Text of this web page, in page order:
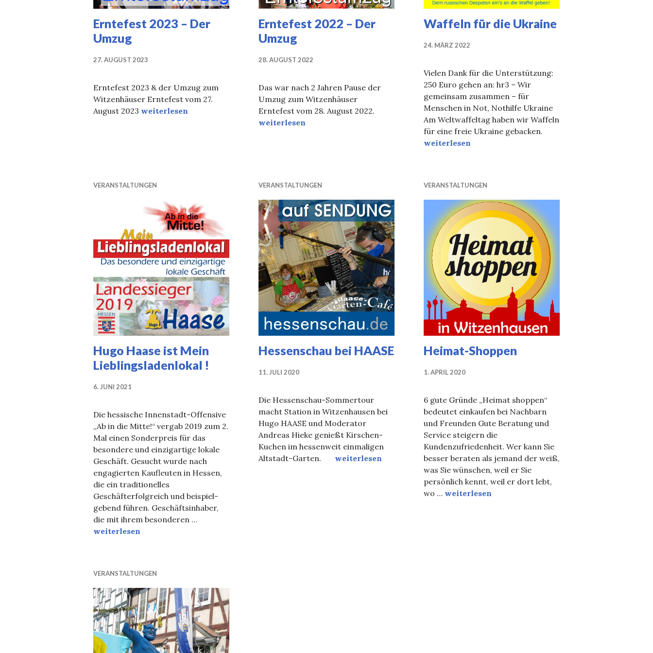
Erntefest 2023 – Der
Umzug
27. AUGUST 2023
Erntefest 2023 & der Umzug zum
Witzenhäuser Erntefest vom 27.
August 2023 Erntefest 2023 – Der Umzug
weiterlesen
Erntefest 2022 – Der
Umzug
28. AUGUST 2022
Das war nach 2 Jahren Pause der
Umzug zum Witzenhäuser
Erntefest vom 28. August 2022.
Erntefest 2022 – Der Umzug
weiterlesen
Waffeln für die Ukraine
24. MÄRZ 2022
Vielen Dank für die Unterstützung:
250 Euro gehen an: hr3 – Wir
gemeinsam zusammen – für
Menschen in Not, Nothilfe Ukraine
Am Weltwaffeltag haben wir Waffeln
für eine freie Ukraine gebacken.
Waffeln für die Ukraine
weiterlesen
VERANSTALTUNGEN
Hugo Haase ist Mein
Lieblingsladenlokal !
6. JUNI 2021
Die hessische Innenstadt-Offensive
„Ab in die Mitte!“ vergab 2019 zum 2.
Mal einen Sonderpreis für das
besondere und einzigartige lokale
Geschäft. Gesucht wurde nach
engagierten Kaufleuten in Hessen,
die ein traditionelles
Geschäfterfolgreich und beispiel­
gebend führen. Geschäftsinhaber,
die mit ihrem besonderen …
Hugo Haase ist Mein Lieblingsladenlokal !
weiterlesen
VERANSTALTUNGEN
Hessenschau bei HAASE
11. JULI 2020
Die Hessenschau-Sommertour
macht Station in Witzenhausen bei
Hugo HAASE und Moderator
Andreas Hieke genießt Kirschen-
Kuchen im hessenweit einmaligen
Altstadt-Garten. Hessenschau bei HAASE
weiterlesen
VERANSTALTUNGEN
Heimat-Shoppen
1. APRIL 2020
6 gute Gründe „Heimat shoppen“
bedeutet einkaufen bei Nachbarn
und Freunden Gute Beratung und
Service steigern die
Kundenzufriedenheit. Wer kann Sie
besser beraten als jemand der weiß,
was Sie wünschen, weil er Sie
persönlich kennt, weil er dort lebt,
wo … Heimat-Shoppen
weiterlesen
VERANSTALTUNGEN